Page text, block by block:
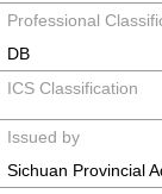
Professional
DB
ICS Classification
Issued by
Sichuan Provincial